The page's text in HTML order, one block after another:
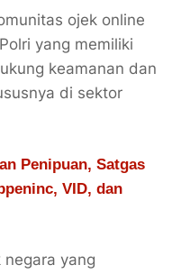
ojek online
yang memiliki
keamanan dan
di sektor
Penipuan, Satgas
VID, dan
yang